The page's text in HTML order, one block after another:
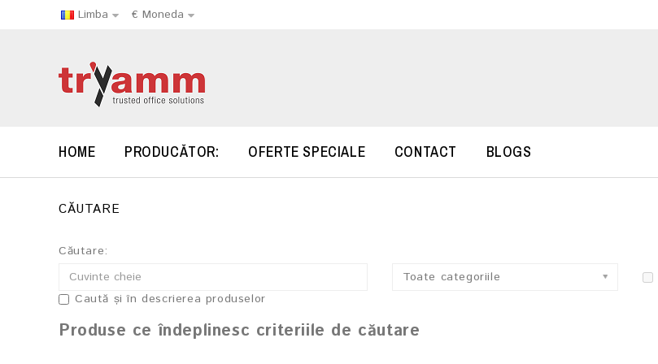
Limba € Moneda
HOME PRODUCĂTOR: OFERTE SPECIALE CONTACT BLOGS
CĂUTARE
Căutare:
Toate categoriile
Caută și în descrierea produselor
Produse ce îndeplinesc criteriile de căutare